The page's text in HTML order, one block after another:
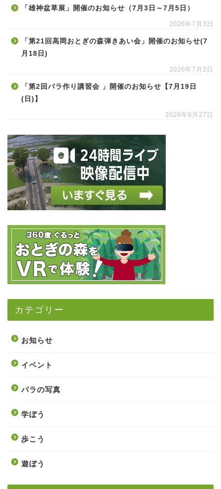
「雄神盆草展」開催のお知らせ（7月3日～7月5日）
2026年7月3日
「第21回高岡おとぎの森弾きあい会」開催のお知らせ(7
月18日)
2026年7月2日
「第2回バラ作り講習会 」開催のお知らせ【7月19日
(日)】
2026年6月27日
カテゴリー
お知らせ
イベント
バラの写真
学ぼう
歩こう
遊ぼう